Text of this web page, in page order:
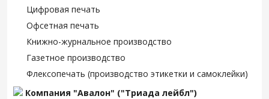
Цифровая печать
Офсетная печать
Книжно-журнальное производство
Газетное производство
Флексопечать (производство этикетки и самоклейки)
Компания "Авалон" ("Триада лейбл")